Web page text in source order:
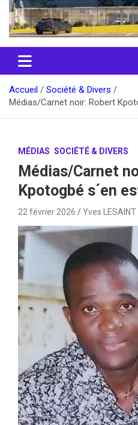
Accueil
Société & Divers
Médias/Carnet noir: Robert
MÉDIAS SOCIÉTÉ & DIVERS
Médias/Carnet
Kpotogbé s´en
22 février 2026 Yves LESAINT